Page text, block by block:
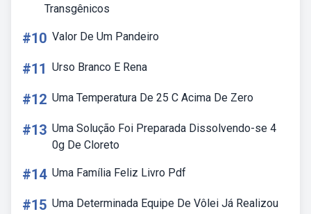
Transgênicos
#10 Valor De Um Pandeiro
#11 Urso Branco E Rena
#12 Uma Temperatura De 25 C Acima De Zero
#13 Uma Solução Foi Preparada Dissolvendo-se 4
0g De Cloreto
#14 Uma Família Feliz Livro Pdf
#15 Uma Determinada Equipe De Vôlei Já Realizou